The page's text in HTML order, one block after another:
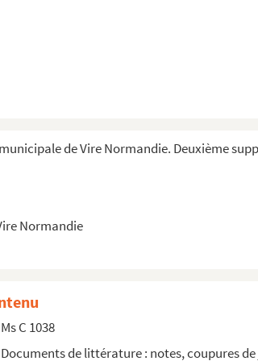
de Vire Normandie. Deuxième
Normandie
du collège, souvenirs, ...
de visite
Ms C 1038
Documents de littérature : notes, coupures